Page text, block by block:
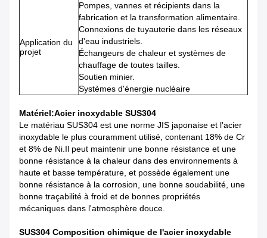
Application du
projet
Pompes, vannes et récipients dans la
fabrication et la transformation alimentaire.
Connexions de tuyauterie dans les réseaux
d'eau industriels.
Échangeurs de chaleur et systèmes de
chauffage de toutes tailles.
Soutien minier.
Systèmes d'énergie nucléaire
Matériel:Acier inoxydable SUS304
Le matériau SUS304 est une norme JIS japonaise et l'acier
inoxydable le plus couramment utilisé, contenant 18% de Cr
et 8% de Ni.Il peut maintenir une bonne résistance et une
bonne résistance à la chaleur dans des environnements à
haute et basse température, et possède également une
bonne résistance à la corrosion, une bonne soudabilité, une
bonne traçabilité à froid et de bonnes propriétés
mécaniques dans l'atmosphère douce.
SUS304 Composition chimique de l'acier inoxydable